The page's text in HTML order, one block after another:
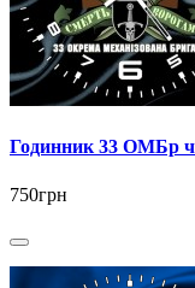
Годинник 33 ОМБр
750грн